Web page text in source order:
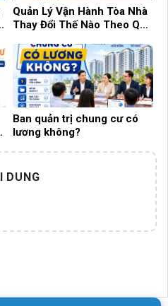
Quản Lý Vận Hành Tòa Nhà
Thay Đổi Thế Nào Theo Quy
Ban quản trị chung cư có
lương không?
DUNG